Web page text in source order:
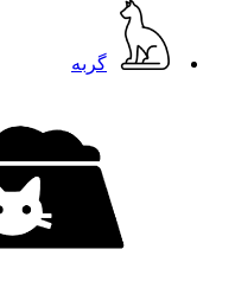
گربه